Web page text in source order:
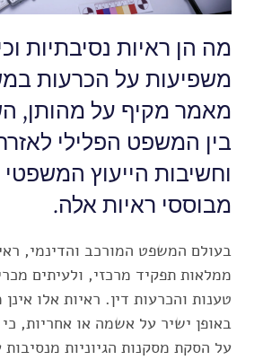
מה הן ראיות נסיבתיות
משפיעות על הכרעות
מאמר מקיף על מהותן,
בין המשפט הפלילי
וחשיבות הייעוץ
מבוססי ראיות אלה.
בעולם המשפט המורכב והדינמי,
ממלאות תפקיד מרכזי, ולעיתים
טענות והכרעות דין. ראיות אלו
באופן ישיר על אשמה או אחריות,
על הסקת מסקנות הגיוניות מנסיבות